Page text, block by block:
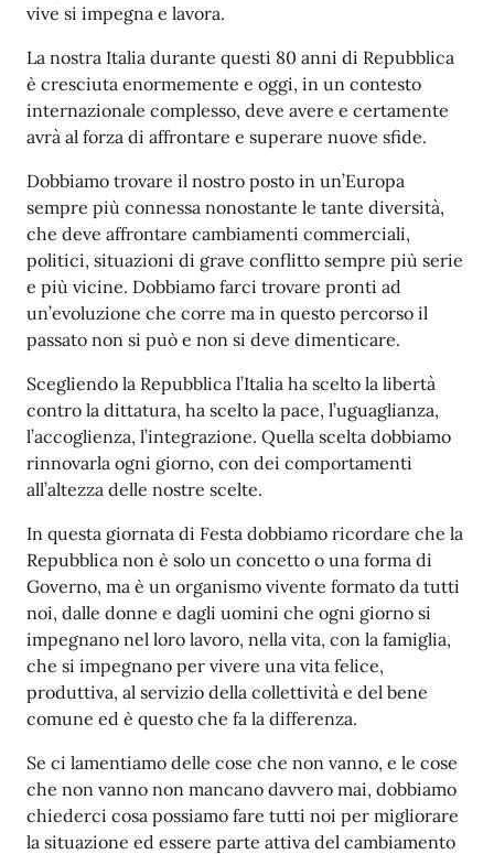
vive si impegna e lavora.
La nostra Italia durante questi 80 anni di Repubblica
è cresciuta enormemente e oggi, in un contesto
internazionale complesso, deve avere e certamente
avrà al forza di affrontare e superare nuove sfide.
Dobbiamo trovare il nostro posto in un’Europa
sempre più connessa nonostante le tante diversità,
che deve affrontare cambiamenti commerciali,
politici, situazioni di grave conflitto sempre più serie
e più vicine. Dobbiamo farci trovare pronti ad
un’evoluzione che corre ma in questo percorso il
passato non si può e non si deve dimenticare.
Scegliendo la Repubblica l’Italia ha scelto la libertà
contro la dittatura, ha scelto la pace, l’uguaglianza,
l’accoglienza, l’integrazione. Quella scelta dobbiamo
rinnovarla ogni giorno, con dei comportamenti
all’altezza delle nostre scelte.
In questa giornata di Festa dobbiamo ricordare che la
Repubblica non è solo un concetto o una forma di
Governo, ma è un organismo vivente formato da tutti
noi, dalle donne e dagli uomini che ogni giorno si
impegnano nel loro lavoro, nella vita, con la famiglia,
che si impegnano per vivere una vita felice,
produttiva, al servizio della collettività e del bene
comune ed è questo che fa la differenza.
Se ci lamentiamo delle cose che non vanno, e le cose
che non vanno non mancano davvero mai, dobbiamo
chiederci cosa possiamo fare tutti noi per migliorare
la situazione ed essere parte attiva del cambiamento